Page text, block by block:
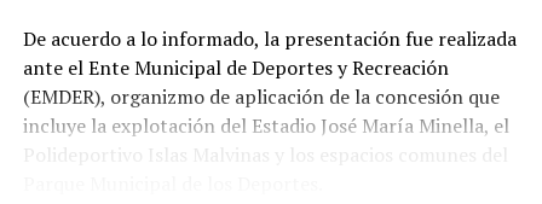
De acuerdo a lo informado, la presentación fue realizada
ante el Ente Municipal de Deportes y Recreación
(EMDER), organizmo de aplicación de la concesión que
incluye la explotación del Estadio José María Minella, el
Polideportivo Islas Malvinas y los espacios comunes del